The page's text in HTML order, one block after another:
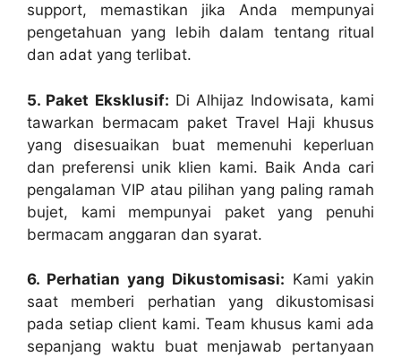
support, memastikan jika Anda mempunyai
pengetahuan yang lebih dalam tentang ritual
dan adat yang terlibat.
5. Paket Eksklusif: Di Alhijaz Indowisata, kami
tawarkan bermacam paket Travel Haji khusus
yang disesuaikan buat memenuhi keperluan
dan preferensi unik klien kami. Baik Anda cari
pengalaman VIP atau pilihan yang paling ramah
bujet, kami mempunyai paket yang penuhi
bermacam anggaran dan syarat.
6. Perhatian yang Dikustomisasi: Kami yakin
saat memberi perhatian yang dikustomisasi
pada setiap client kami. Team khusus kami ada
sepanjang waktu buat menjawab pertanyaan